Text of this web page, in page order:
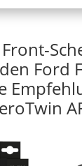
den Ford